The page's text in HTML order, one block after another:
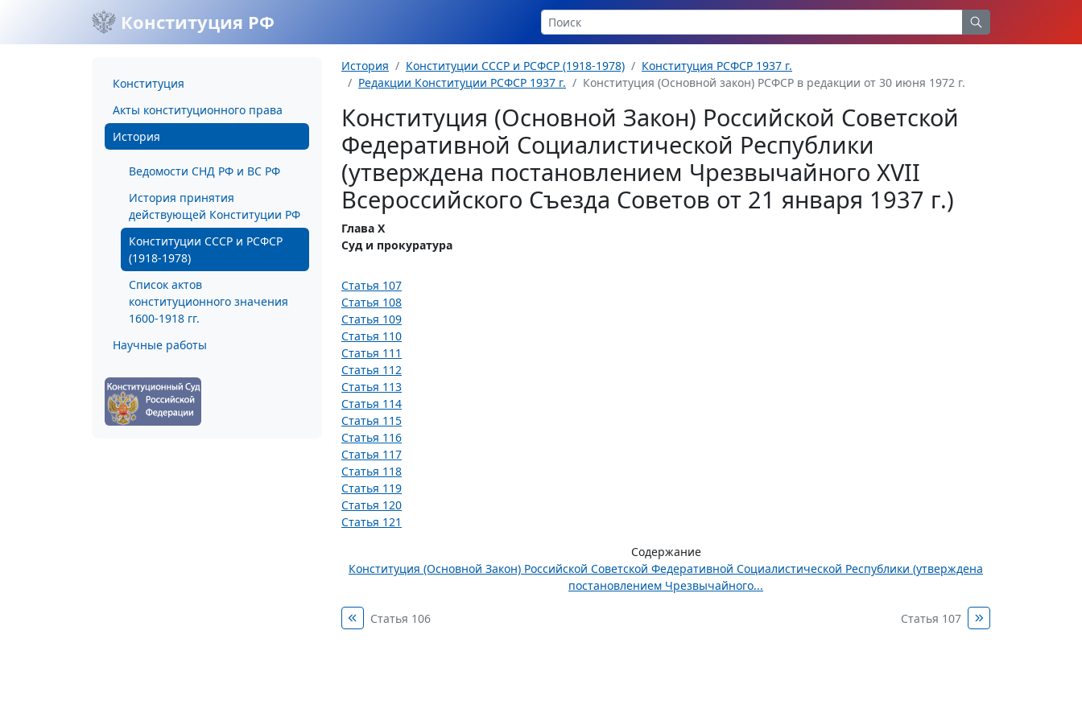
Конституция РФ
Конституция
Акты конституционного права
История
Ведомости СНД РФ и ВС РФ
История принятия
действующей Конституции РФ
Конституции СССР и РСФСР
(1918-1978)
Список актов
конституционного значения
1600-1918 гг.
Научные работы
История Конституции СССР и РСФСР (1918-1978)
Конституция РСФСР 1937 г.
Редакции Конституции РСФСР 1937 г.
Конституция (Основной закон) РСФСР в редакции от 30 июня 1972 г.
Конституция (Основной Закон) Российской Советской
Федеративной Социалистической Республики
(утверждена постановлением Чрезвычайного XVII
Всероссийского Съезда Советов от 21 января 1937 г.)
Глава Х
Суд и прокуратура
Статья 107
Статья 108
Статья 109
Статья 110
Статья 111
Статья 112
Статья 113
Статья 114
Статья 115
Статья 116
Статья 117
Статья 118
Статья 119
Статья 120
Статья 121
Содержание
Конституция (Основной Закон) Российской Советской Федеративной Социалистической Республики (утверждена
постановлением Чрезвычайного...
Статья 106 Статья 107